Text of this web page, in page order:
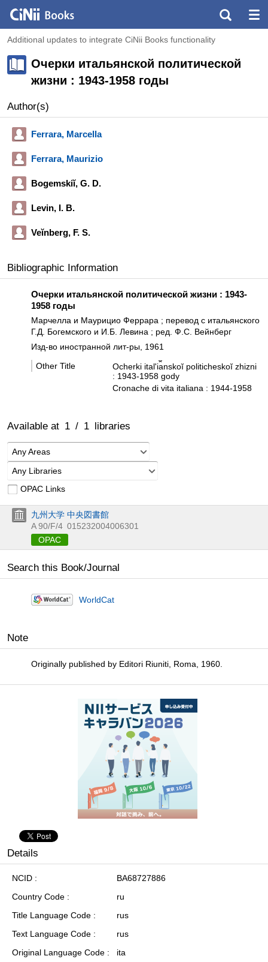
Additional updates to integrate CiNii Books functionality
Очерки итальянской политической
жизни : 1943-1958 годы
Author(s)
Ferrara, Marcella
Ferrara, Maurizio
Bogemskiĭ, G. D.
Levin, I. B.
Veĭnberg, F. S.
Bibliographic Information
Очерки итальянской политической жизни : 1943-
1958 годы
Марчелла и Маурицио Феррара ; перевод с итальянского
Г.Д. Богемского и И.Б. Левина ; ред. Ф.С. Вейнберг
Изд-во иностранной лит-ры, 1961
Other Title
Ocherki italʹi︠a︡nskoĭ politicheskoĭ zhizni
: 1943-1958 gody
Cronache di vita italiana : 1944-1958
Available at 1 / 1 libraries
Any Areas
Any Libraries
OPAC Links
九州大学 中央図書館
A 90/F/4 015232004006301
OPAC
Search this Book/Journal
WorldCat
Note
Originally published by Editori Riuniti, Roma, 1960.
Details
NCID
BA68727886
Country Code
ru
Title Language Code
rus
Text Language Code
rus
Original Language Code
ita